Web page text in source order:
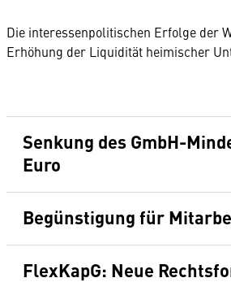
Die interessenpolitischen Erfolge der
Erhöhung der Liquidität heimischer
Senkung des GmbH-
Euro
Begünstigung für
FlexKapG: Neue